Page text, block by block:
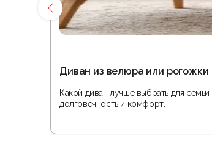
Диван из велюра или
Какой диван лучше выбрать для
долговечность и комфорт.